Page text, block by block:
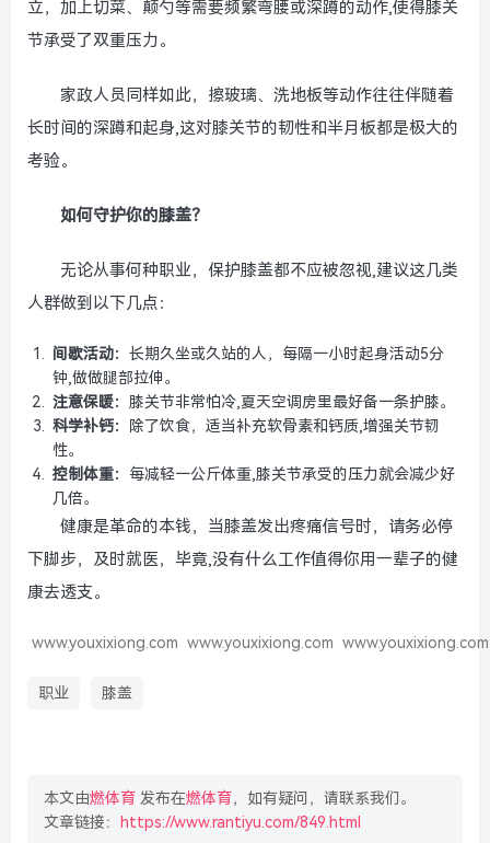
立，加上切菜、颠勺等需要频繁弯腰或深蹲的动作,使得膝关
节承受了双重压力。
家政人员同样如此，擦玻璃、洗地板等动作往往伴随着
长时间的深蹲和起身,这对膝关节的韧性和半月板都是极大的
考验。
如何守护你的膝盖？
无论从事何种职业，保护膝盖都不应被忽视,建议这几类
人群做到以下几点：
间歇活动： 长期久坐或久站的人，每隔一小时起身活动5分
钟,做做腿部拉伸。
注意保暖： 膝关节非常怕冷,夏天空调房里最好备一条护膝。
科学补钙：
除了饮食，适当补充软骨素和钙质,增强关节韧
性。
控制体重： 每减轻一公斤体重,膝关节承受的压力就会减少好
几倍。
健康是革命的本钱，当膝盖发出疼痛信号时，请务必停
下脚步，及时就医，毕竟,没有什么工作值得你用一辈子的健
康去透支。
www.youxixiong.com www.youxixiong.com www.youxixiong.com
职业 膝盖
本文由燃体育 发布在燃体育，如有疑问，请联系我们。
文章链接：
https://www.rantiyu.com/849.html